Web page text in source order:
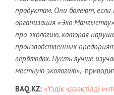
продуктам. Они болеют,
организация «Эко
про экологию, которая
производственных
верблюдах. Пусть лучше
местную экологию»,-
BAQ.KZ: «Үздік қазақтілді